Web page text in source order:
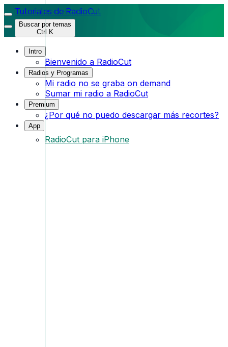
Tutoriales de RadioCut
Buscar por temas
Ctrl K
Intro
Bienvenido a RadioCut
Radios y Programas
Mi radio no se graba on demand
Sumar mi radio a RadioCut
Premium
¿Por qué no puedo descargar más recortes?
App
RadioCut para iPhone